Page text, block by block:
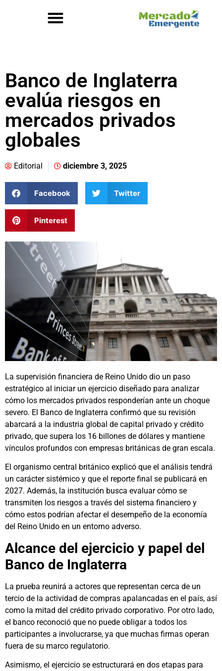
Banco de Inglaterra
evalúa riesgos en
mercados privados
globales
Editorial diciembre 3, 2025
Facebook Twitter
Pinterest
La supervisión financiera de Reino Unido dio un paso
estratégico al iniciar un ejercicio diseñado para analizar
cómo los mercados privados responderían ante un choque
severo. El Banco de Inglaterra confirmó que su revisión
abarcará a la industria global de capital privado y crédito
privado, que supera los 16 billones de dólares y mantiene
vínculos profundos con empresas británicas de gran escala.
El organismo central británico explicó que el análisis tendrá
un carácter sistémico y que el reporte final se publicará en
2027. Además, la institución busca evaluar cómo se
transmiten los riesgos a través del sistema financiero y
cómo estos podrían afectar el desempeño de la economía
del Reino Unido en un entorno adverso.
Alcance del ejercicio y papel del
Banco de Inglaterra
La prueba reunirá a actores que representan cerca de un
tercio de la actividad de compras apalancadas en el país, así
como la mitad del crédito privado corporativo. Por otro lado,
el banco reconoció que no puede obligar a todos los
participantes a involucrarse, ya que muchas firmas operan
fuera de su marco regulatorio.
Asimismo, el ejercicio se estructurará en dos etapas para